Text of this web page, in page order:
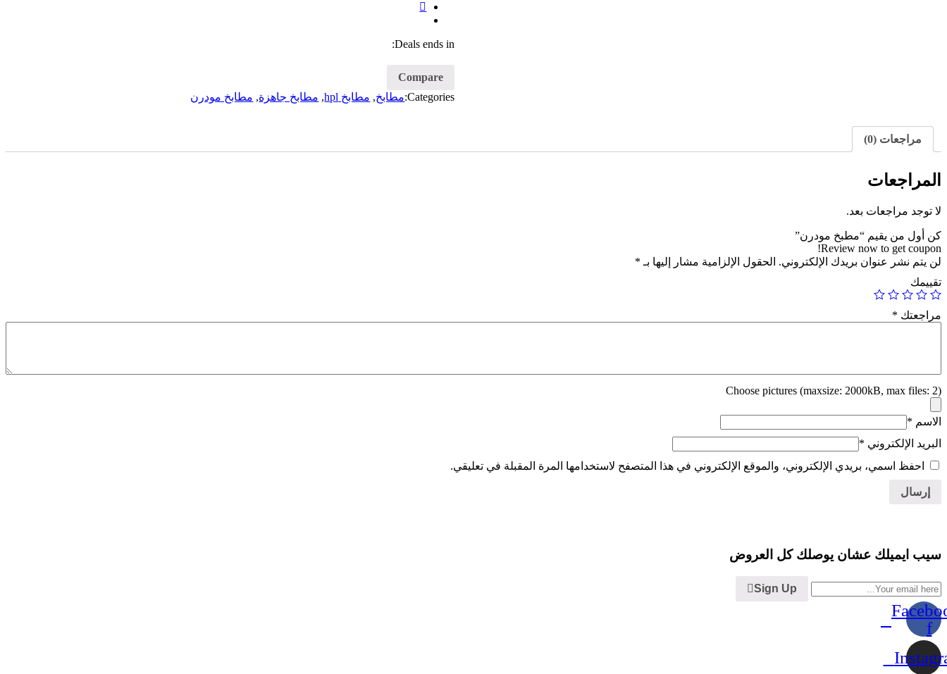
Deals ends in:
Compare
Categories: مطابخ, مطابخ hpl , مطابخ جاهزة, مطابخ مودرن
مراجعات (0)
المراجعات
لا توجد مراجعات بعد.
كن أول من يقيم “مطبخ مودرن”
Review now to get coupon!
لن يتم نشر عنوان بريدك الإلكتروني. الحقول الإلزامية مشار إليها بـ *
تقييمك
مراجعتك *
Choose pictures (maxsize: 2000kB, max files: 2)
الاسم *
البريد الإلكتروني *
احفظ اسمي، بريدي الإلكتروني، والموقع الإلكتروني في هذا المتصفح لاستخدامها المرة المقبلة في تعليقي.
سيب ايميلك عشان يوصلك كل العروض
Sign Up
f